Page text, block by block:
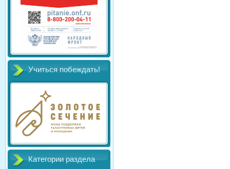
Учиться побеждать!
Категории раздела